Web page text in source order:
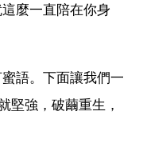
麼一直陪在你身
語。下面讓我們一
堅強，破繭重生，